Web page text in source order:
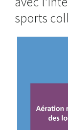
sports